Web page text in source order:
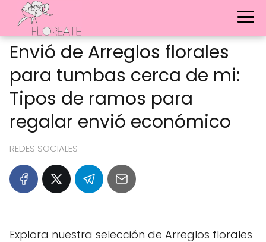
Envió de Arreglos florales
para tumbas cerca de mi:
Tipos de ramos para
regalar envió económico
REDES SOCIALES
Explora nuestra selección de Arreglos florales